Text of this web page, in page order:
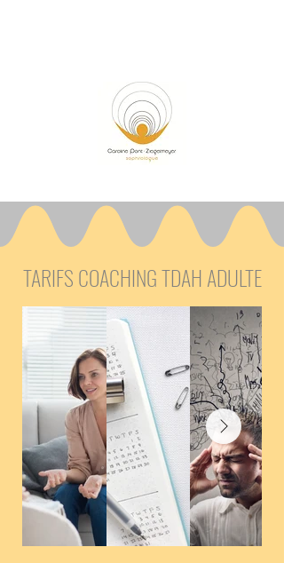
TARIFS COACHING TDAH ADULTE